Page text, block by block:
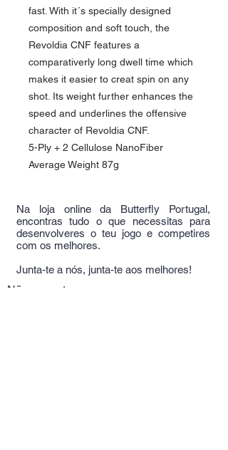
fast. With it´s specially designed
composition and soft touch, the
Revoldia CNF features a
comparativerly long dwell time which
makes it easier to creat spin on any
shot. Its weight further enhances the
speed and underlines the offensive
character of Revoldia CNF.
5-Ply + 2 Cellulose NanoFiber
Average Weight 87g
Na loja online da Butterfly Portugal,
encontras tudo o que necessitas para
desenvolveres o teu jogo e competires
com os melhores.
Junta-te a nós, junta-te aos melhores!
Não encontra o